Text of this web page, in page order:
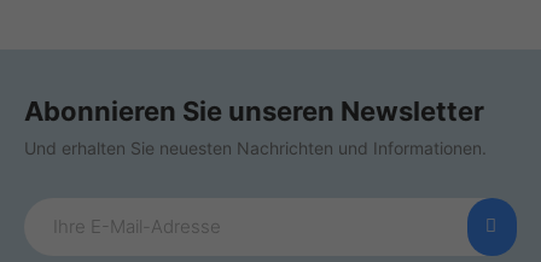
Abonnieren Sie unseren Newsletter
Und erhalten Sie neuesten Nachrichten und Informationen.